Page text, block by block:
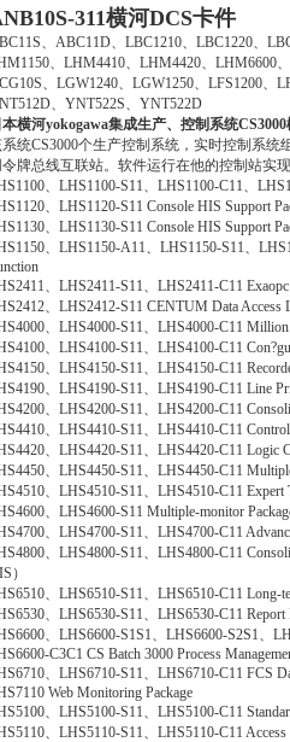
311横河DCS卡件
、ABC11D、LBC1210、LBC1220、
、LHM4410、LHM4420、LHM6600
、LGW1240、LGW1250、LFS1200、
、YNT522S、YNT522D
本横河yokogawa集成生产、控制系统CS3000
统CS3000个生产控制系统，实时控制系
令牌总线互联站。软件运行在他的控制站实
、LHS1100-S11、LHS1100-C11、
、LHS1120-S11 Console HIS Support
、LHS1130-S11 Console HIS Support
、LHS1150-A11、LHS1150-S11、
、LHS2411-S11、LHS2411-C11 Exaopc
、LHS2412-S11 CENTUM Data Access
、LHS4000-S11、LHS4000-C11 Million
、LHS4100-S11、LHS4100-C11
、LHS4150-S11、LHS4150-C11
、LHS4190-S11、LHS4190-C11 Line
、LHS4200-S11、LHS4200-C11
、LHS4410-S11、LHS4410-C11
、LHS4420-S11、LHS4420-C11 Logic
、LHS4450-S11、LHS4450-C11
、LHS4510-S11、LHS4510-C11 Expert
、LHS4600-S11 Multiple-monitor
、LHS4700-S11、LHS4700-C11
、LHS4800-S11、LHS4800-C11
）
、LHS6510-S11、LHS6510-C11 Long-
、LHS6530-S11、LHS6530-C11 Report
、LHS6600-S1S1、LHS6600-S2S1、
C3C1 CS Batch 3000 Process
、LHS6710-S11、LHS6710-C11 FCS
Web Monitoring Package
、LHS5100-S11、LHS5100-C11
、LHS5110-S11、LHS5110-C11 Access